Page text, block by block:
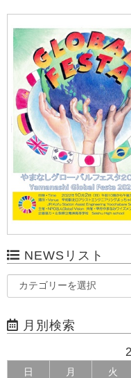
NEWSリスト
月別検索
日 月 火